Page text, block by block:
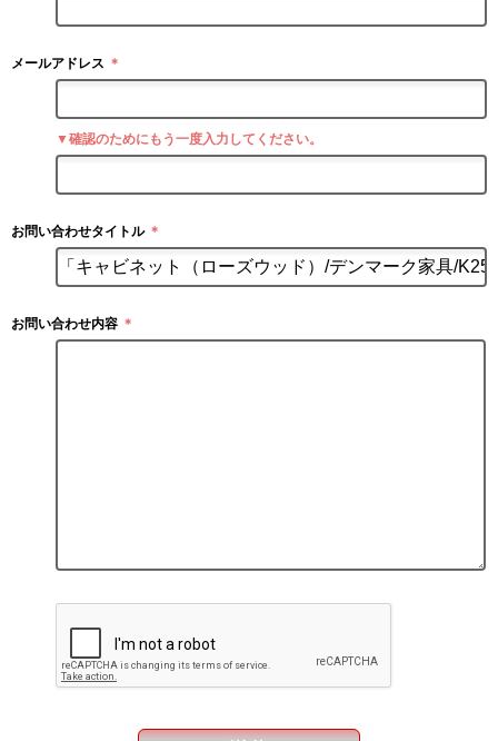
メールアドレス ＊
▼確認のためにもう一度入力してください。
お問い合わせタイトル ＊
お問い合わせ内容 ＊